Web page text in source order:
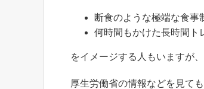
断食のような極端な食事
何時間もかけた長時間ト
をイメージする人もいますが
厚生労働省の情報などを見て